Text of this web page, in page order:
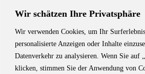
Wir schätzen Ihre Privatsphäre
Wir verwenden Cookies, um Ihr Surferlebnis
personalisierte Anzeigen oder Inhalte
Datenverkehr zu analysieren. Wenn Sie auf
klicken, stimmen Sie der Anwendung von
Das Schriftstellerhaus ist ein beliebter
Autoren aus Stuttgart und der Region sowie
Lesungen, Tagungen und Schreibwerkstätten.